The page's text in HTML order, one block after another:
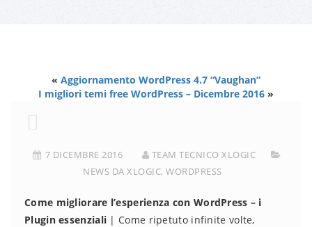
« Aggiornamento WordPress 4.7 “Vaughan”
I migliori temi free WordPress – Dicembre 2016 »
7 DICEMBRE 2016
TEAM TECNICO XLOGIC
NEWS DA XLOGIC,WORDPRESS
Come migliorare l’esperienza con WordPress – i
Plugin essenziali | Come ripetuto infinite volte,